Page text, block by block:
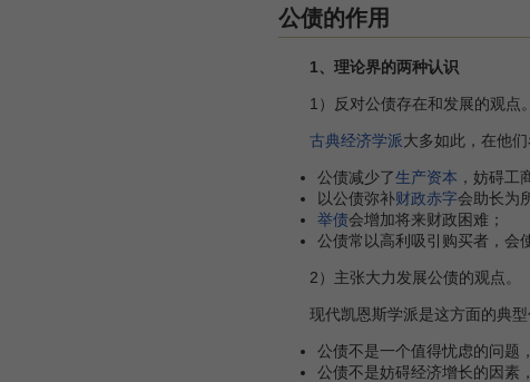
公债的作用
1、理论界的两种认识
1）反对公债存在和发展的观点。
古典经济学派大多如此，在他
公债减少了生产资本 ，妨碍工
以公债弥补财政赤字会助长为
举债会增加将来财政困难；
公债常以高利吸引购买者，会
2）主张大力发展公债的观点。
现代凯恩斯学派是这方面的典型
公债不是一个值得忧虑的问题
公债不是妨碍经济增长的因素